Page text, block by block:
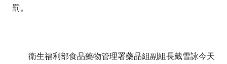
罰。
衛生福利部食品藥物管理署藥品組副組長戴雪詠今天